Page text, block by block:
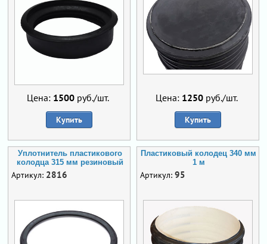
Цена: 1500руб./шт.
Купить
Цена: 1250руб./шт.
Купить
Уплотнитель пластикового
колодца 315 мм резиновый
Артикул: 2816
Пластиковый колодец 340 мм
1 м
Артикул: 95